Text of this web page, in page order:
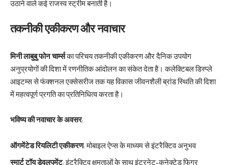
उठाने वाले कई राजस्व स्ट्रीम बनाती है।
तकनीकी एकीकरण और नवाचार
मिनी लाबुबु फोन चार्म्सका परिचय तकनीकी एकीकरण और दैनिक उपयोग
अनुप्रयोगों की दिशा में रणनीतिक आंदोलन का संकेत देता है। कलेक्टिबल डिस्प्ले
आइटम्स से फंक्शनल एक्सेसरीज तक यह विकास जीवनशैली ब्रांड स्थिति की दिशा
में महत्वपूर्ण प्रगति का प्रतिनिधित्व करता है।
भविष्य की नवाचार के अवसर:
ऑगमेंटेड रियलिटी एकीकरण: मोबाइल ऐप्स के माध्यम से इंटरैक्टिव अनुभव
स्मार्ट टॉय डेवलपमेंट: इंटरैक्टिव क्षमताओं के साथ इंटरनेट-कनेक्टेड फिगर